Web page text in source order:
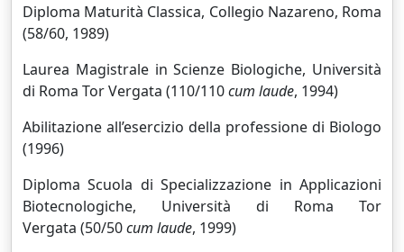
Diploma Maturità Classica, Collegio Nazareno, Roma
(58/60, 1989)
Laurea Magistrale in Scienze Biologiche, Università
di Roma Tor Vergata (110/110cum laude, 1994)
Abilitazione all’esercizio della professione di Biologo
(1996)
Diploma Scuola di Specializzazione in Applicazioni
Biotecnologiche, Università di Roma Tor
Vergata (50/50cum laude, 1999)